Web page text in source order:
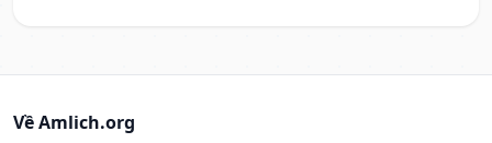
Về Amlich.org